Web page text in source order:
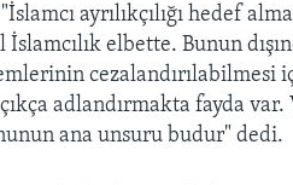
ayrılıkçılığı hedef
elbette. Bunun
cezalandırılabilmesi
adlandırmakta fayda
ana unsuru budur" dedi.